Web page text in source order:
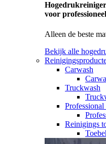
voor
Alleen de beste
Bekijk alle
Carwash
Truckwash
Reinigings